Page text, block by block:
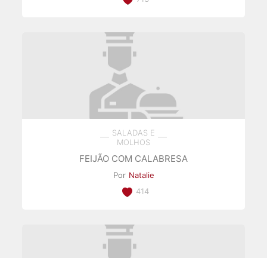
SALADAS E
MOLHOS
FEIJÃO COM CALABRESA
Por Natalie
414